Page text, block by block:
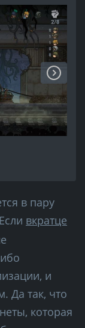
в пару
вкратце
и
Да так, что
которая